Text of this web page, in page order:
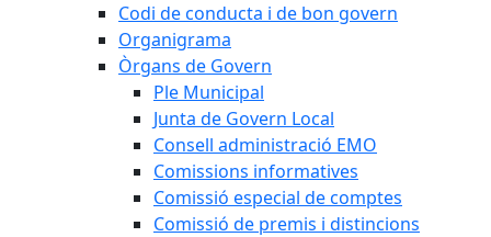
Codi de conducta i de bon govern
Organigrama
Òrgans de Govern
Ple Municipal
Junta de Govern Local
Consell administració EMO
Comissions informatives
Comissió especial de comptes
Comissió de premis i distincions